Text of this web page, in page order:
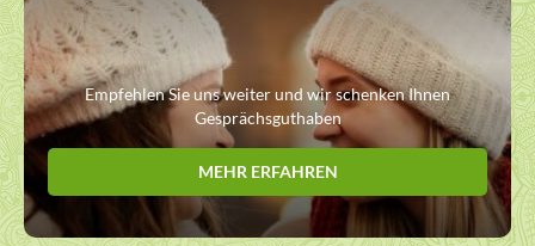
Empfehlen Sie uns weiter und wir schenken Ihnen
Gesprächsguthaben
MEHR ERFAHREN